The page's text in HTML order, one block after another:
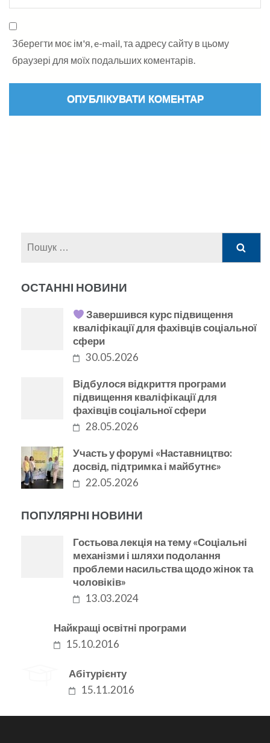
Зберегти моє ім'я, e-mail, та адресу сайту в цьому
браузері для моїх подальших коментарів.
ОСТАННІ НОВИНИ
Завершився курс підвищення
кваліфікації для фахівців соціальної
сфери
30.05.2026
Відбулося відкриття програми
підвищення кваліфікації для
фахівців соціальної сфери
28.05.2026
Участь у форумі «Наставництво:
досвід, підтримка і майбутнє»
22.05.2026
ПОПУЛЯРНІ НОВИНИ
Гостьова лекція на тему «Соціальні
механізми і шляхи подолання
проблеми насильства щодо жінок та
чоловіків»
13.03.2024
Найкращі освітні програми
15.10.2016
Абітурієнту
15.11.2016